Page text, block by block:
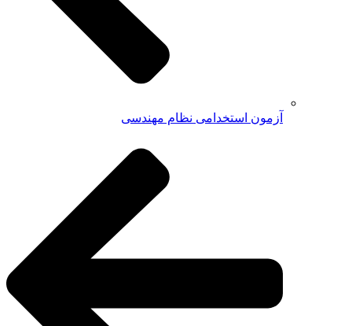
آزمون استخدامی نظام مهندسی